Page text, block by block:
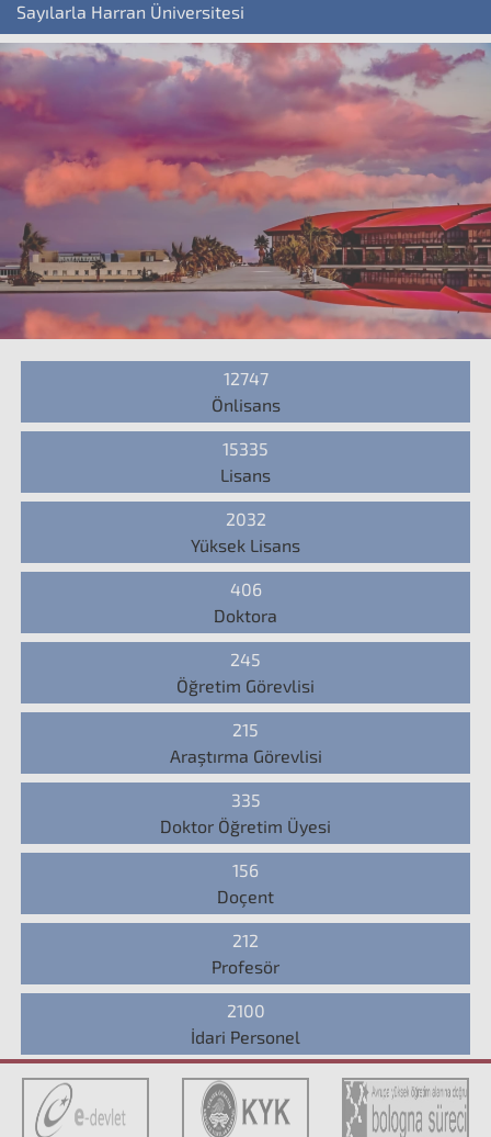
Sayılarla Harran Üniversitesi
12747
Önlisans
15335
Lisans
2032
Yüksek Lisans
406
Doktora
245
Öğretim Görevlisi
215
Araştırma Görevlisi
335
Doktor Öğretim Üyesi
156
Doçent
212
Profesör
2100
İdari Personel